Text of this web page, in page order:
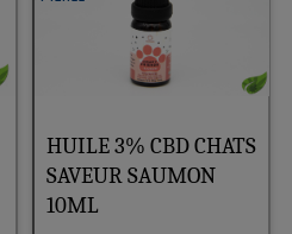
HUILE 3% CBD CHATS
SAVEUR SAUMON
10ML